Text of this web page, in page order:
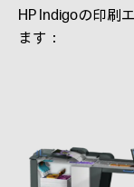
HP Indigoの印刷
ます：